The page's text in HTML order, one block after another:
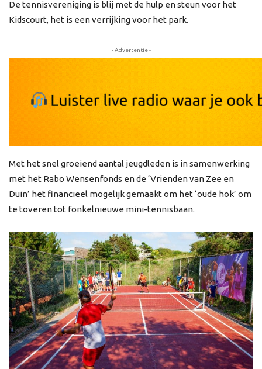
De tennisvereniging is blij met de hulp en steun voor het
Kidscourt, het is een verrijking voor het park.
- Advertentie -
Met het snel groeiend aantal jeugdleden is in samenwerking
met het Rabo Wensenfonds en de ‘Vrienden van Zee en
Duin’ het financieel mogelijk gemaakt om het ‘oude hok’ om
te toveren tot fonkelnieuwe mini-tennisbaan.